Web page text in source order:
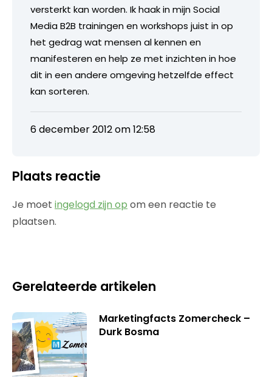
versterkt kan worden. Ik haak in mijn Social
Media B2B trainingen en workshops juist in op
het gedrag wat mensen al kennen en
manifesteren en help ze met inzichten in hoe
dit in een andere omgeving hetzelfde effect
kan sorteren.
6 december 2012 om 12:58
Plaats reactie
Je moet ingelogd zijn op om een reactie te
plaatsen.
Gerelateerde artikelen
Marketingfacts Zomercheck –
Durk Bosma